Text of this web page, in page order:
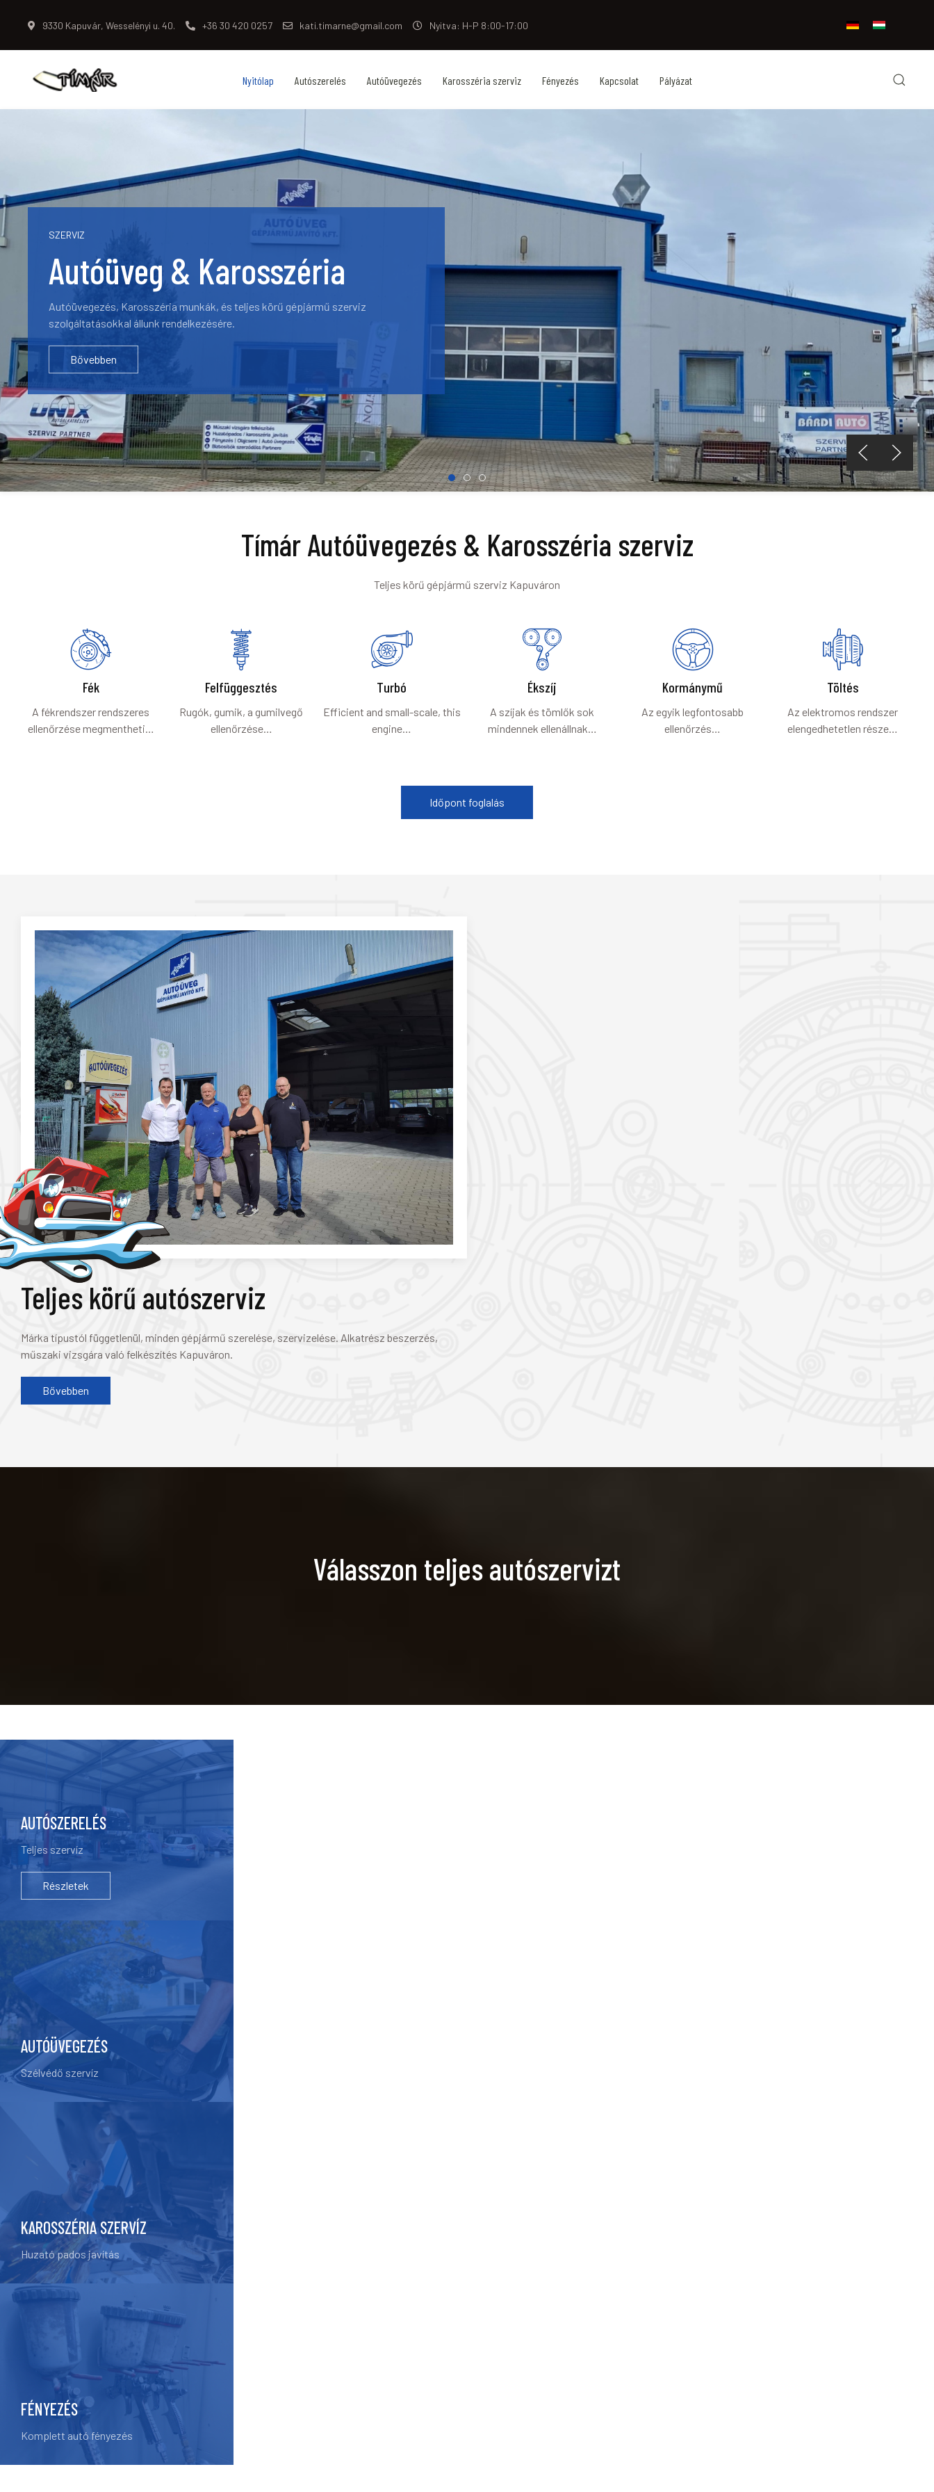
9330 Kapuvár, Wesselényi u. 40. +36 30 420 0257 kati.timarne@gmail.com Nyitva: H-P 8:00-17:00 Válasszon nyelvet
Nyitólap Autószerelés Autóüvegezés Karosszéria szerviz Fényezés Kapcsolat Pályázat
SZERVIZ
Autóüveg & Karosszéria
Autóüvegezés, Karosszéria munkák, és teljes körű gépjármű szerviz
szolgáltatásokkal állunk rendelkezésére.
Bővebben
Tímár Autóüvegezés & Karosszéria szerviz
Teljes körű gépjármű szerviz Kapuváron
Fék
A fékrendszer rendszeres
ellenőrzése megmentheti…
Felfüggesztés
Rugók, gumik, a gumilvegő
ellenőrzése…
Turbó
Efficient and small-scale, this
engine…
Ékszíj
A szíjak és tömlők sok
mindennek ellenállnak…
Kormánymű
Az egyik legfontosabb
ellenőrzés…
Töltés
Az elektromos rendszer
elengedhetetlen része…
Időpont foglalás
Teljes körű autószerviz
Márka típustól függetlenül, minden gépjármű szerelése, szervizelése. Alkatrész beszerzés,
műszaki vizsgára való felkészítés Kapuváron.
Bővebben
Válasszon teljes autószervizt
AUTÓSZERELÉS
Teljes szervíz
Részletek
AUTÓÜVEGEZÉS
Szélvédő szervíz
KAROSSZÉRIA SZERVÍZ
Huzató pados javítás
FÉNYEZÉS
Komplett autó fényezés